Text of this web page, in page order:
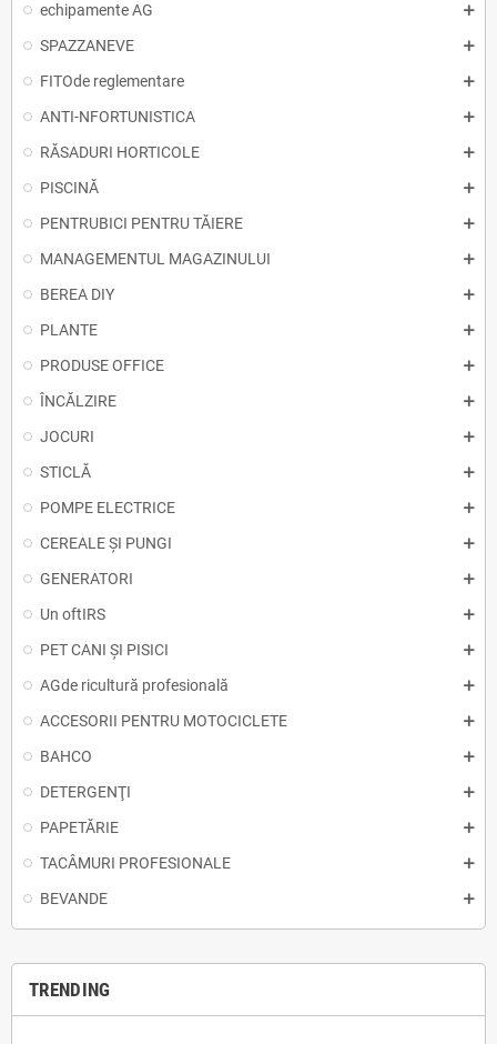
echipamente AG
SPAZZANEVE
FITOde reglementare
ANTI-NFORTUNISTICA
RĂSADURI HORTICOLE
PISCINĂ
PENTRUBICI PENTRU TĂIERE
MANAGEMENTUL MAGAZINULUI
BEREA DIY
PLANTE
PRODUSE OFFICE
ÎNCĂLZIRE
JOCURI
STICLĂ
POMPE ELECTRICE
CEREALE ȘI PUNGI
GENERATORI
Un oftIRS
PET CANI ȘI PISICI
AGde ricultură profesională
ACCESORII PENTRU MOTOCICLETE
BAHCO
DETERGENŢI
PAPETĂRIE
TACÂMURI PROFESIONALE
BEVANDE
TRENDING